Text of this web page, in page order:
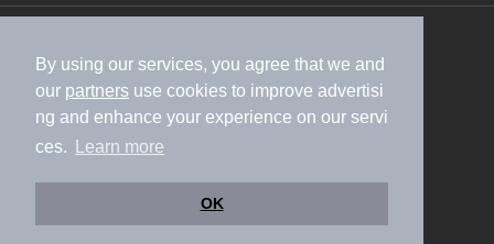
By using our services, you agree that we and
our partners use cookies to improve advertisi
ng and enhance your experience on our servi
ces.
Learn more
OK
加盟店募集（資料請求）
広告出稿のご案内
利用規約
ライフスタイルMEMBERS+規約
特定商取引法に基づく表記
ヘルプ
採用情報
運営会社